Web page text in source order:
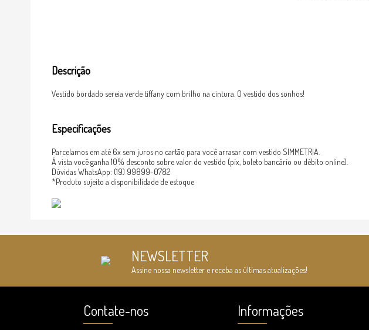
Descrição
Vestido bordado sereia verde tiffany com brilho na cintura. O vestido dos sonhos!
Especificações
Parcelamos em até 6x sem juros no cartão para você arrasar com vestido SIMMETRIA.
À vista você ganha 10% desconto sobre valor do vestido (pix, boleto bancário ou débito online).
Dúvidas WhatsApp: (19) 99899-0782
*Produto sujeito a disponibilidade de estoque
NEWSLETTER
Assine nossa newsletter e receba as últimas atualizações!
Contate-nos Informações